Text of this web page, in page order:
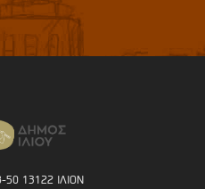
13122 ΙΛΙΟΝ